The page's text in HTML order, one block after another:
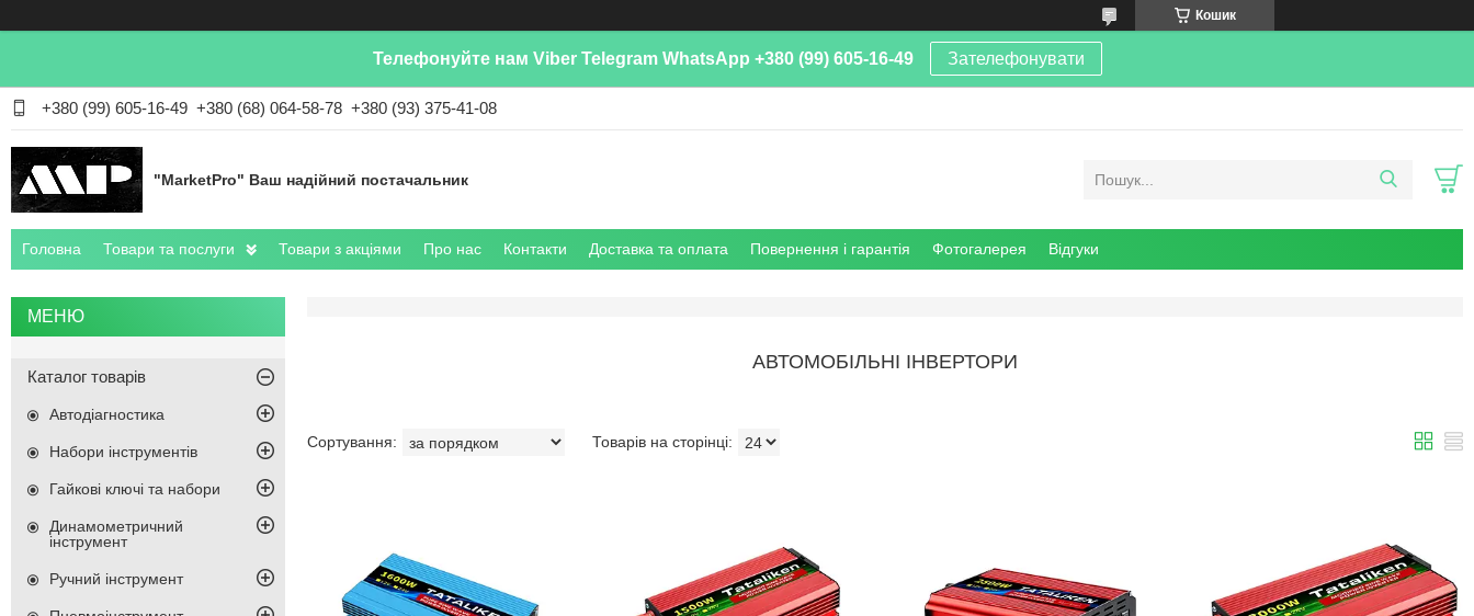
Кошик
Телефонуйте нам Viber Telegram WhatsApp +380 (99) 605-16-49 Зателефонувати
+380 (99) 605-16-49 +380 (68) 064-58-78 +380 (93) 375-41-08
"MarketPro" Ваш надійний постачальник
Головна Товари та послуги Товари з акціями Про нас Контакти Доставка та оплата Повернення і гарантія Фотогалерея Відгуки
АВТОМОБІЛЬНІ ІНВЕРТОРИ
Каталог товарів
Автодіагностика
Набори інструментів
Гайкові ключі та набори
Динамометричний
інструмент
Ручний інструмент